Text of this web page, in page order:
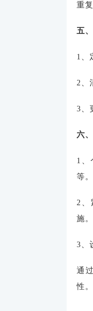
重
五
1、
2、
3、
六
1、
等。
2、
施。
3、
通
性